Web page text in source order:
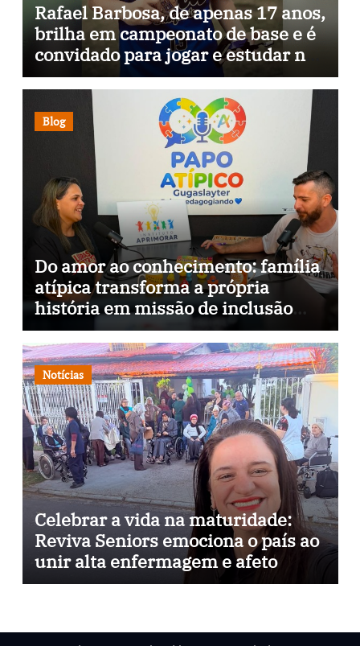
Rafael Barbosa, de apenas 17 anos,
brilha em campeonato de base e é
convidado para jogar e estudar na
Itália
Blog
Do amor ao conhecimento: família
atípica transforma a própria
história em missão de inclusão
através da psicopedagogia, podcast
e arte nas ruas
Notícias
Celebrar a vida na maturidade:
Reviva Seniors emociona o país ao
unir alta enfermagem e afeto